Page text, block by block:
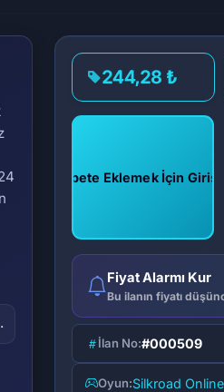
244,28 ₺
Sepete Eklemek İçin Giriş
Fiyat Alarmı Kur
Bu ilanın fiyatı
İlan No:#000509
Oyun:Silkroad Online